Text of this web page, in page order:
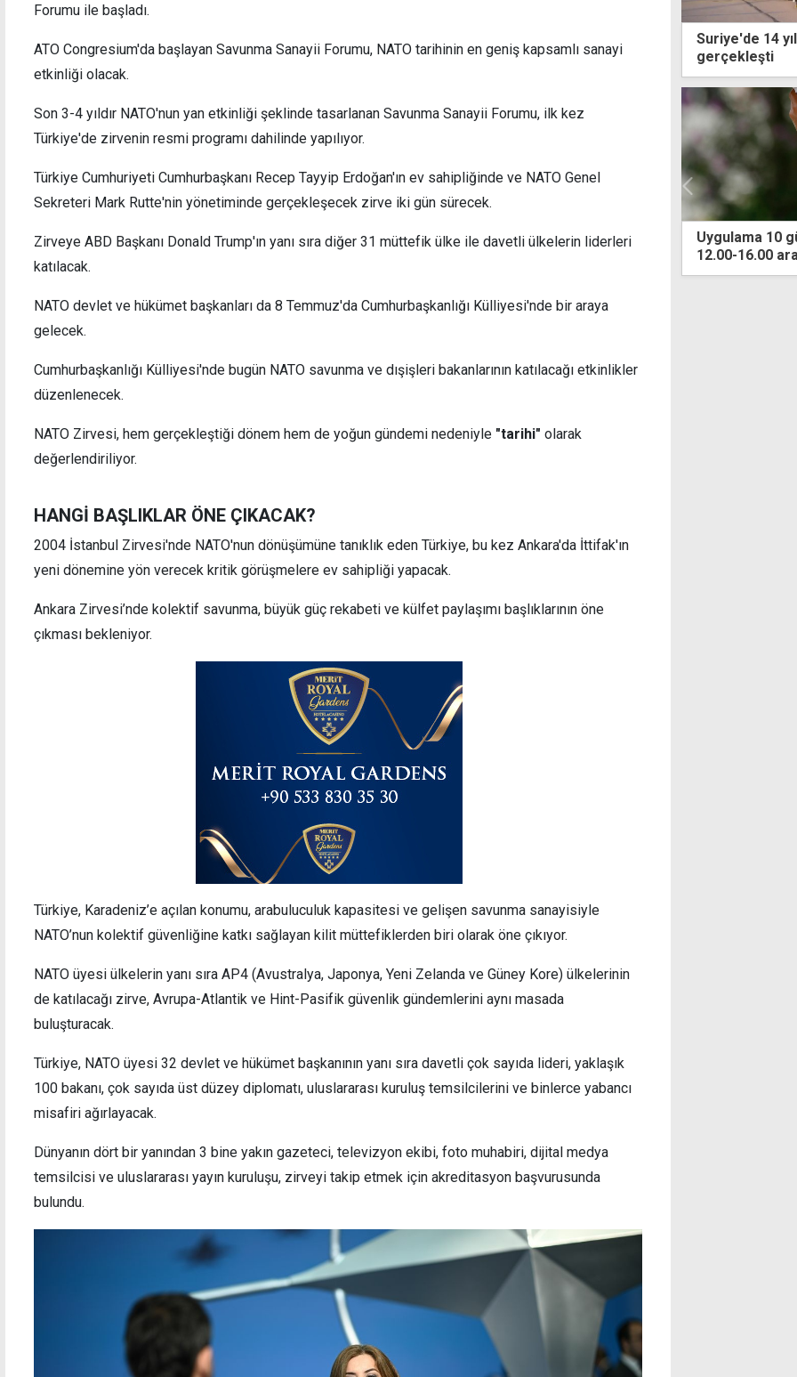
Forumu ile başladı.
ATO Congresium'da başlayan Savunma Sanayii Forumu, NATO tarihinin en geniş kapsamlı sanayi
etkinliği olacak.
Son 3-4 yıldır NATO'nun yan etkinliği şeklinde tasarlanan Savunma Sanayii Forumu, ilk kez
Türkiye'de zirvenin resmi programı dahilinde yapılıyor.
Türkiye Cumhuriyeti Cumhurbaşkanı Recep Tayyip Erdoğan'ın ev sahipliğinde ve NATO Genel
Sekreteri Mark Rutte'nin yönetiminde gerçekleşecek zirve iki gün sürecek.
Zirveye ABD Başkanı Donald Trump'ın yanı sıra diğer 31 müttefik ülke ile davetli ülkelerin liderleri
katılacak.
NATO devlet ve hükümet başkanları da 8 Temmuz'da Cumhurbaşkanlığı Külliyesi'nde bir araya
gelecek.
Cumhurbaşkanlığı Külliyesi'nde bugün NATO savunma ve dışişleri bakanlarının katılacağı etkinlikler
düzenlenecek.
NATO Zirvesi, hem gerçekleştiği dönem hem de yoğun gündemi nedeniyle "tarihi" olarak
değerlendiriliyor.
HANGİ BAŞLIKLAR ÖNE ÇIKACAK?
2004 İstanbul Zirvesi'nde NATO'nun dönüşümüne tanıklık eden Türkiye, bu kez Ankara'da İttifak'ın
yeni dönemine yön verecek kritik görüşmelere ev sahipliği yapacak.
Ankara Zirvesi’nde kolektif savunma, büyük güç rekabeti ve külfet paylaşımı başlıklarının öne
çıkması bekleniyor.
Türkiye, Karadeniz’e açılan konumu, arabuluculuk kapasitesi ve gelişen savunma sanayisiyle
NATO’nun kolektif güvenliğine katkı sağlayan kilit müttefiklerden biri olarak öne çıkıyor.
NATO üyesi ülkelerin yanı sıra AP4 (Avustralya, Japonya, Yeni Zelanda ve Güney Kore) ülkelerinin
de katılacağı zirve, Avrupa-Atlantik ve Hint-Pasifik güvenlik gündemlerini aynı masada
buluşturacak.
Türkiye, NATO üyesi 32 devlet ve hükümet başkanının yanı sıra davetli çok sayıda lideri, yaklaşık
100 bakanı, çok sayıda üst düzey diplomatı, uluslararası kuruluş temsilcilerini ve binlerce yabancı
misafiri ağırlayacak.
Dünyanın dört bir yanından 3 bine yakın gazeteci, televizyon ekibi, foto muhabiri, dijital medya
temsilcisi ve uluslararası yayın kuruluşu, zirveyi takip etmek için akreditasyon başvurusunda
bulundu.
Suriye'de 14
gerçekleşti
Hristodulidis gecikmeli geldi, Guterres'in
liderlerle 3'lü görüşmesi başladı
Uygulama 10 gün daha devam edecek:
Sıcaklık 37-
seyredecek